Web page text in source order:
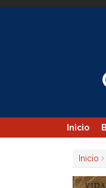
Skip
Inicio
Inicio